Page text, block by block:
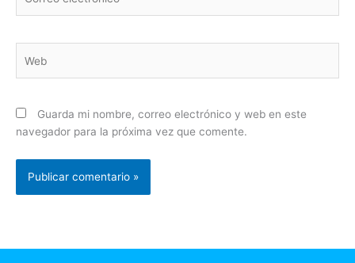
electrónico*
Guarda mi nombre, correo electrónico y web en este
navegador para la próxima vez que comente.